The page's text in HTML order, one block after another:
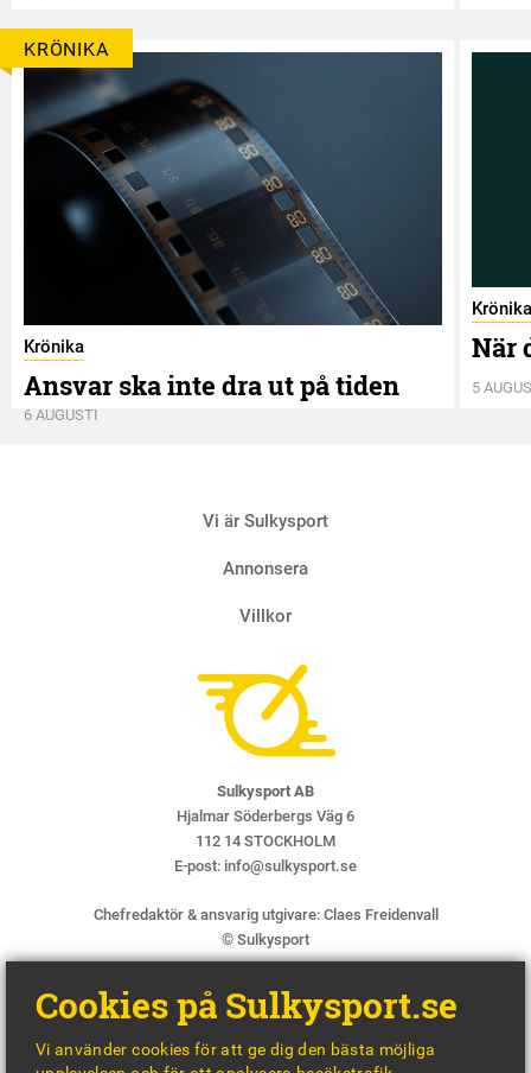
KRÖNIKA
Krönika
Ansvar ska inte dra ut på tiden
6 AUGUSTI
Krönika
När
5
Vi är Sulkysport
Annonsera
Villkor
Sulkysport AB
Hjalmar Söderbergs Väg 6
112 14 STOCKHOLM
E-post: info@sulkysport.se
Chefredaktör & ansvarig utgivare: Claes Freidenvall
© Sulkysport
Cookies på Sulkysport.se
Vi använder cookies för att ge dig den bästa möjliga